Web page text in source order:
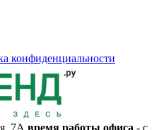
конфиденциальности
7А время работы офиса - с